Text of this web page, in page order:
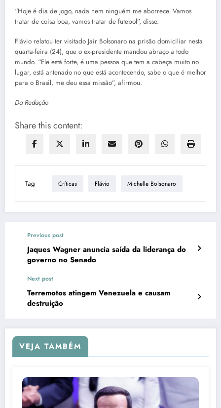
“Hoje é dia de jogo, nada nem ninguém me aborrece. Vamos
tratar de coisa boa, vamos tratar de futebol”, disse.
Flávio relatou ter visitado Jair Bolsonaro na prisão domiciliar nesta
quarta-feira (24), que o ex-presidente mandou abraço a todo
mundo. “Ele está forte, é uma pessoa que tem a cabeça muito no
lugar, está antenado no que está acontecendo, sabe o que é melhor
para o Brasil, me deu essa missão”, afirmou.
Da Redação
Share this content:
Tag Críticas Flávio Michelle Bolsonaro
Previous post
Jaques Wagner anuncia saída da liderança do
governo no Senado
Next post
Terremotos atingem Venezuela e causam
destruição
VEJA TAMBÉM